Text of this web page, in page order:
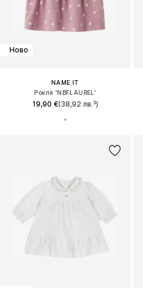
Ново
NAME IT
Рокля 'NBFLAUREL'
19,90 €(38,92 лв.³)